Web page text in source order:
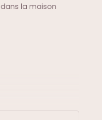
la maison